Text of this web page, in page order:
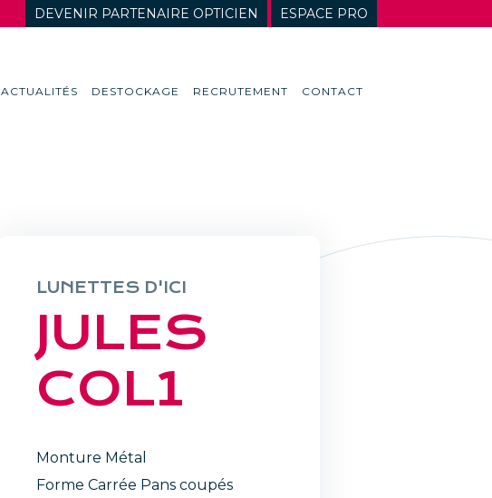
DEVENIR PARTENAIRE OPTICIEN ESPACE PRO
ACTUALITÉS DESTOCKAGE RECRUTEMENT CONTACT
LUNETTES D'ICI
JULES
COL1
Monture Métal
Forme Carrée Pans coupés